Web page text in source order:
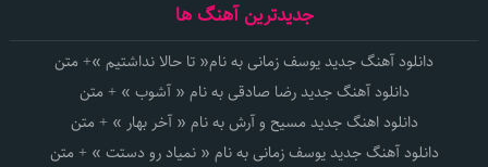
جدیدترین آهنگ ها
دانلود آهنگ جدید یوسف زمانی به نام« تا حالا نداشتیم »+ متن
دانلود آهنگ جدید رضا صادقی به نام « آشوب » + متن
دانلود اهنگ جدید مسیح و آرش به نام « آخر بهار » + متن
دانلود آهنگ جدید یوسف زمانی به نام « نمیاد رو دستت » + متن